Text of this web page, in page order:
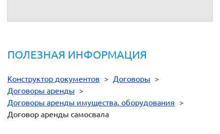
ПОЛЕЗНАЯ ИНФОРМАЦИЯ
Конструктор документов > Договоры >
Договоры аренды >
Договоры аренды имущества, оборудования >
Договор аренды самосвала